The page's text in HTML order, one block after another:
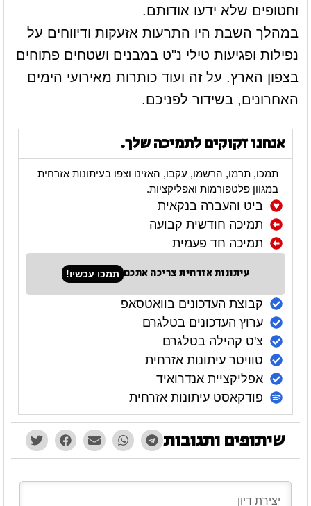
וחטופים שלא ידעו אודותם.
במהלך השבת היו התרעות אזעקות ודיווחים על
נפילות ופגיעות טילי נ"ט במבנים ושטחים פתוחים
בצפון הארץ. על זה ועוד כותרות מאירועי הימים
האחרונים, בשידור לפניכם.
אנחנו זקוקים לתמיכה שלך.
תמכו, תרמו, הרשמו, עקבו, האזינו וצפו בעיתונות אזרחית
במגוון פלטפורמות ואפליקציות.
ביט והעברה בנקאית
תמיכה חודשית קבועה
תמיכה חד פעמית
עיתונות אזרחית צריכה אתכם תמכו עכשיו!
קבוצת העדכונים בוואטסאפ
ערוץ העדכונים בטלגרם
צ'ט קהילה בטלגרם
טוויטר עיתונות אזרחית
אפליקציית אנדרואיד
פודקאסט עיתונות אזרחית
שיתופים ותגובות